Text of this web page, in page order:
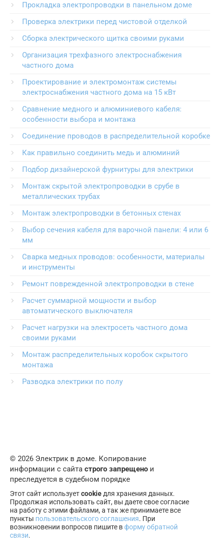
Прокладка электропроводки в панельном доме
Проверка электрики перед чистовой отделкой
Сборка электрического щитка своими руками
Организация трехфазного электроснабжения
частного дома
Проектирование и электромонтаж системы
электроснабжения частного дома на 15 кВт
Сравнение медного и алюминиевого кабеля:
особенности выбора и монтажа
Соединение проводов в распределительной коробке
Как правильно соединить медь и алюминий
Подбор дизайнерской фурнитуры для электрики
Монтаж скрытой электропроводки в срубе в
металлических трубах
Монтаж электропроводки в бетонных стенах
Выбор сечения кабеля для варочной панели: 4 или 6
мм
Сварка медных проводов: особенности, материалы
и инструменты
Ремонт поврежденной электропроводки в стене
Расчет суммарной мощности и выбор
автоматического выключателя
Расчет нагрузки на электросеть частного дома
своими руками
Монтаж распределительных коробок скрытого
монтажа
Разводка электрики по полу
© 2026 Электрик в доме. Копирование
информации с сайта строго запрещено и
преследуется в судебном порядке
Этот сайт используетcookie для хранения данных.
Продолжая использовать сайт, вы даете свое согласие
на работу с этими файлами, а так же принимаете все
пункты пользовательского соглашения. При
возникновении вопросов пишите вформу обратной
связи.